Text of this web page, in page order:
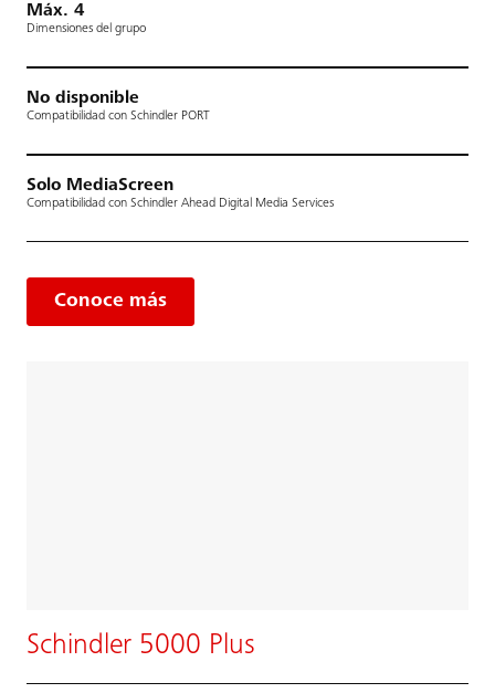
Máx. 4
Dimensiones del grupo
No disponible
Compatibilidad con Schindler PORT
Solo MediaScreen
Compatibilidad con Schindler Ahead Digital Media Services
Conoce más
Schindler 5000 Plus